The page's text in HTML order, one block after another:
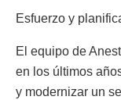
Esfuerzo y
El equipo de
en los últimos
y modernizar un